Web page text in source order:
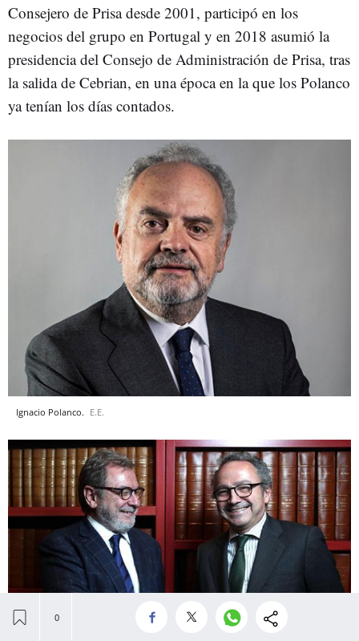
Consejero de Prisa desde 2001, participó en los
negocios del grupo en Portugal y en 2018 asumió la
presidencia del Consejo de Administración de Prisa, tras
la salida de Cebrian, en una época en la que los Polanco
ya tenían los días contados.
Ignacio Polanco. E.E.